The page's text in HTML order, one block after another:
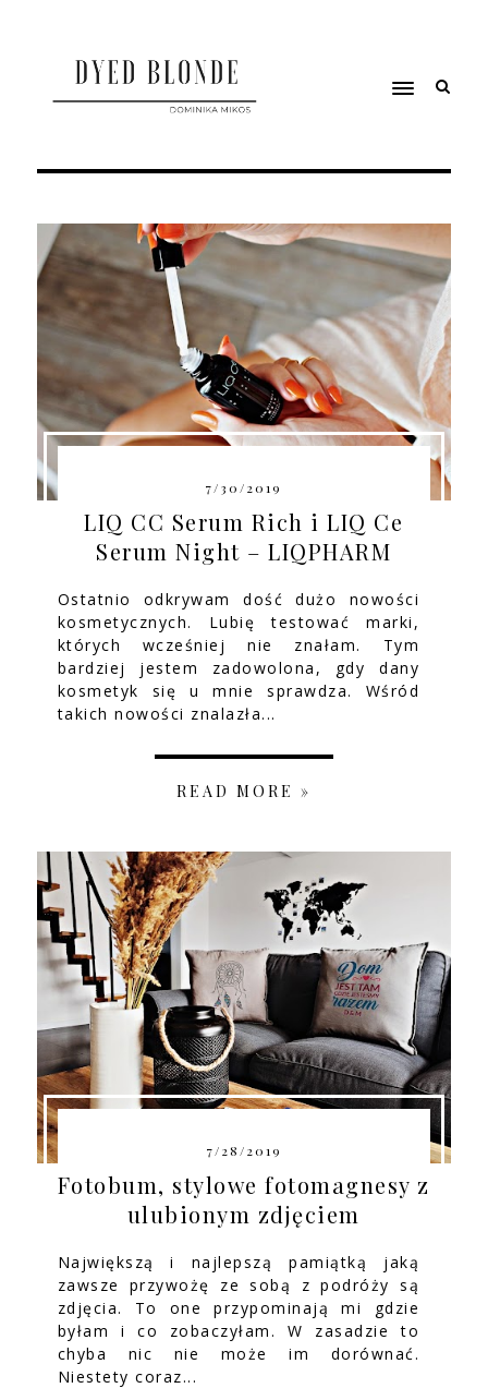
7/30/2019
LIQ CC Serum Rich i LIQ Ce
Serum Night – LIQPHARM
Ostatnio odkrywam dość dużo nowości
kosmetycznych. Lubię testować marki,
których wcześniej nie znałam. Tym
bardziej jestem zadowolona, gdy dany
kosmetyk się u mnie sprawdza. Wśród
takich nowości znalazła...
READ MORE »
7/28/2019
Fotobum, stylowe fotomagnesy z
ulubionym zdjęciem
Największą i najlepszą pamiątką jaką
zawsze przywożę ze sobą z podróży są
zdjęcia. To one przypominają mi gdzie
byłam i co zobaczyłam. W zasadzie to
chyba nic nie może im dorównać.
Niestety coraz...